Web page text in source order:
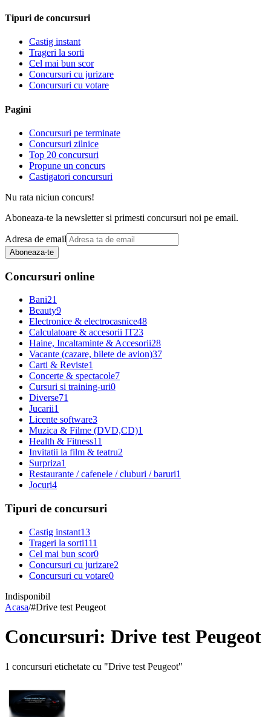
Tipuri de concursuri
Castig instant
Trageri la sorti
Cel mai bun scor
Concursuri cu jurizare
Concursuri cu votare
Pagini
Concursuri pe terminate
Concursuri zilnice
Top 20 concursuri
Propune un concurs
Castigatori concursuri
Nu rata niciun concurs!
Aboneaza-te la newsletter si primesti concursuri noi pe email.
Adresa de email
Aboneaza-te
Concursuri online
Bani21
Beauty9
Electronice & electrocasnice48
Calculatoare & accesorii IT23
Haine, Incaltaminte & Accesorii28
Vacante (cazare, bilete de avion)37
Carti & Reviste1
Concerte & spectacole7
Cursuri si training-uri0
Diverse71
Jucarii1
Licente software3
Muzica & Filme (DVD,CD)1
Health & Fitness11
Invitatii la film & teatru2
Surpriza1
Restaurante / cafenele / cluburi / baruri1
Jocuri4
Tipuri de concursuri
Castig instant13
Trageri la sorti111
Cel mai bun scor0
Concursuri cu jurizare2
Concursuri cu votare0
Indisponibil
Acasa/#Drive test Peugeot
Concursuri: Drive test Peugeot
1 concursuri etichetate cu "Drive test Peugeot"